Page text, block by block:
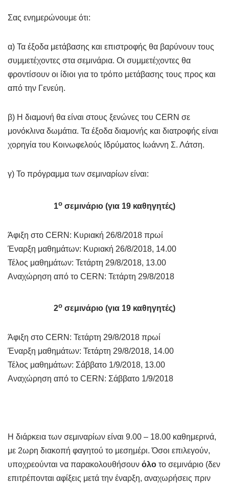
Σας ενημερώνουμε ότι:
α) Τα έξοδα μετάβασης και επιστροφής θα βαρύνουν τους
συμμετέχοντες στα σεμινάρια. Οι συμμετέχοντες θα
φροντίσουν οι ίδιοι για το τρόπο μετάβασης τους προς και
από την Γενεύη.
β) Η διαμονή θα είναι στους ξενώνες του CERN σε
μονόκλινα δωμάτια. Τα έξοδα διαμονής και διατροφής είναι
χορηγία του Κοινωφελούς Ιδρύματος Ιωάννη Σ. Λάτση.
γ) Το πρόγραμμα των σεμιναρίων είναι:
1ο σεμινάριο (για 19 καθηγητές)
Άφιξη στο CERN: Κυριακή 26/8/2018 πρωί
Έναρξη μαθημάτων: Κυριακή 26/8/2018, 14.00
Τέλος μαθημάτων: Τετάρτη 29/8/2018, 13.00
Αναχώρηση από το CERN: Τετάρτη 29/8/2018
2ο σεμινάριο (για 19 καθηγητές)
Άφιξη στο CERN: Τετάρτη 29/8/2018 πρωί
Έναρξη μαθημάτων: Τετάρτη 29/8/2018, 14.00
Τέλος μαθημάτων: Σάββατο 1/9/2018, 13.00
Αναχώρηση από το CERN: Σάββατο 1/9/2018
Η διάρκεια των σεμιναρίων είναι 9.00 – 18.00 καθημερινά,
με 2ωρη διακοπή φαγητού το μεσημέρι. Όσοι επιλεγούν,
υποχρεούνται να παρακολουθήσουν όλο το σεμινάριο (δεν
επιτρέπονται αφίξεις μετά την έναρξη, αναχωρήσεις πριν